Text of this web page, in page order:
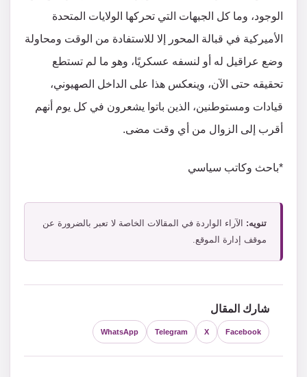
الوجود، وما كل الجبهات التي تحركها الولايات المتحدة
الأميركية في قبالة المحور إلا للاستفادة من الوقت ومحاولة
وضع عراقيل له أو لنسفه عسكريًا، وهو ما لم تستطع
تحقيقه حتى الآن، وينعكس هذا على الداخل الصهيوني،
قيادات ومستوطنين، الذين باتوا يشعرون في كل يوم أنهم
أقرب إلى الزوال من أي وقت مضى.
*باحث وكاتب سياسي
تنويه: الآراء الواردة في المقالات الخاصة لا تعبر بالضرورة عن
موقف إدارة الموقع.
شارك المقال
Facebook
X
Telegram
WhatsApp